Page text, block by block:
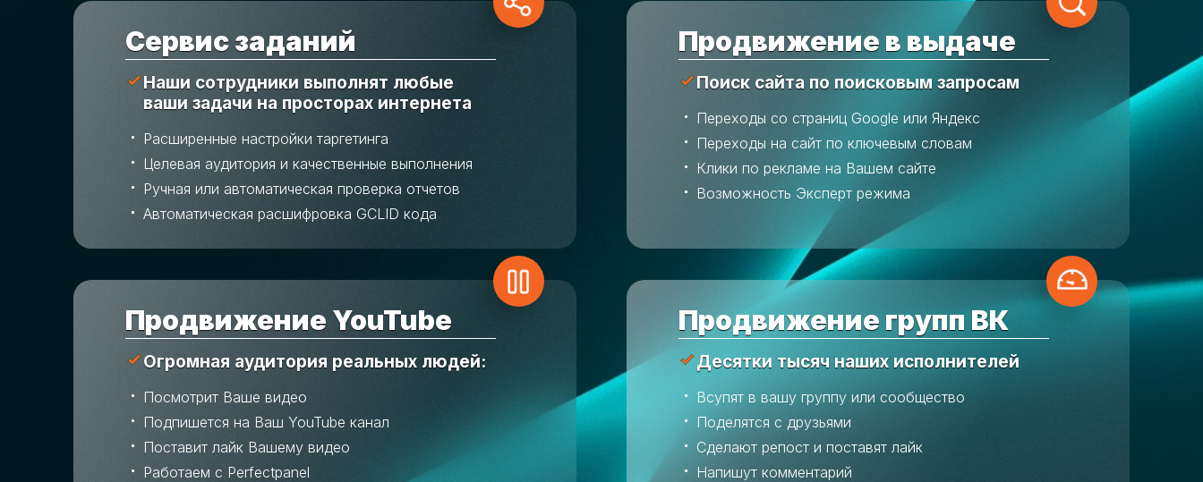
Cервис заданий
Наши сотрудники выполнят любые
ваши задачи на просторах интернета
Расширенные настройки таргетинга
Целевая аудитория и качественные выполнения
Ручная или автоматическая проверка отчетов
Автоматическая расшифровка GCLID кода
Продвижение в выдаче
Поиск сайта по поисковым запросам
Переходы со страниц Google или Яндекс
Переходы на сайт по ключевым словам
Клики по рекламе на Вашем сайте
Возможность Эксперт режима
Продвижение YouTube
Огромная аудитория реальных людей:
Посмотрит Ваше видео
Подпишется на Ваш YouTube канал
Поставит лайк Вашему видео
Работаем с Perfectpanel
Продвижение групп ВК
Десятки тысяч наших исполнителей
Всупят в вашу группу или сообщество
Поделятся с друзьями
Сделают репост и поставят лайк
Напишут комментарий